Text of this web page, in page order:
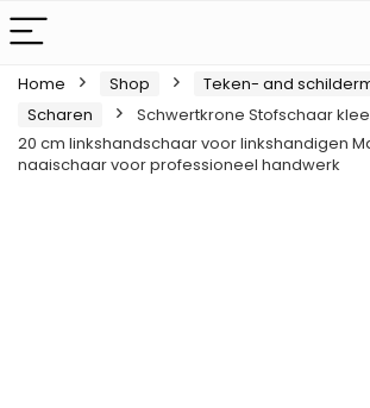
Home Shop
Teken- and
Scharen
Schwertkrone Stofschaar
20 cm linkshandschaar voor linkshandigen
naaischaar voor professioneel handwerk